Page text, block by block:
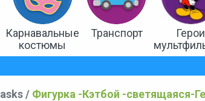
Карнавальные
костюмы
Транспорт
Герои
/ Фигурка -Кэтбой -светящаяся-